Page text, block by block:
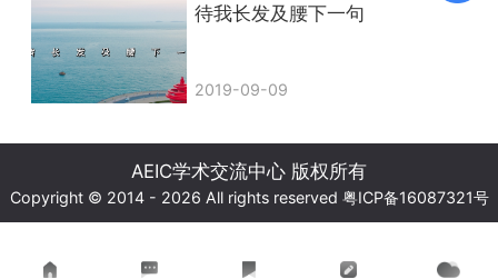
待我长发及腰下一句
2019-09-09
AEIC学术交流中心 版权所有
Copyright © 2014 - 2026 All rights reserved 粤ICP备16087321号